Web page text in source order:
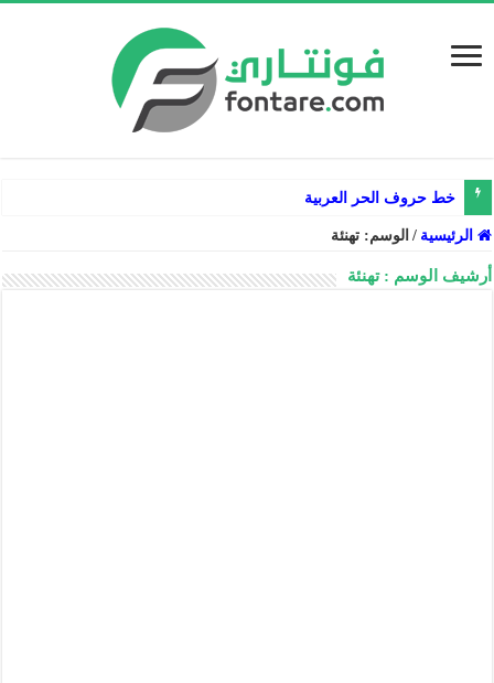
خط حروف الحر العربية
الرئيسية / الوسم:تهنئة
أرشيف الوسم :تهنئة